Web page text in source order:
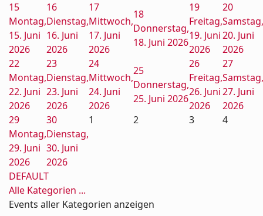
15
Montag,
15. Juni
2026
16
Dienstag,
16. Juni
2026
17
Mittwoch,
17. Juni
2026
18
Donnerstag,
18. Juni 2026
19
Freitag,
19. Juni
2026
20
Samstag,
20. Juni
2026
22
Montag,
22. Juni
2026
23
Dienstag,
23. Juni
2026
24
Mittwoch,
24. Juni
2026
25
Donnerstag,
25. Juni 2026
26
Freitag,
26. Juni
2026
27
Samstag,
27. Juni
2026
29
Montag,
29. Juni
2026
30
Dienstag,
30. Juni
2026
1 2 3 4
DEFAULT
Alle Kategorien ...
Events aller Kategorien anzeigen